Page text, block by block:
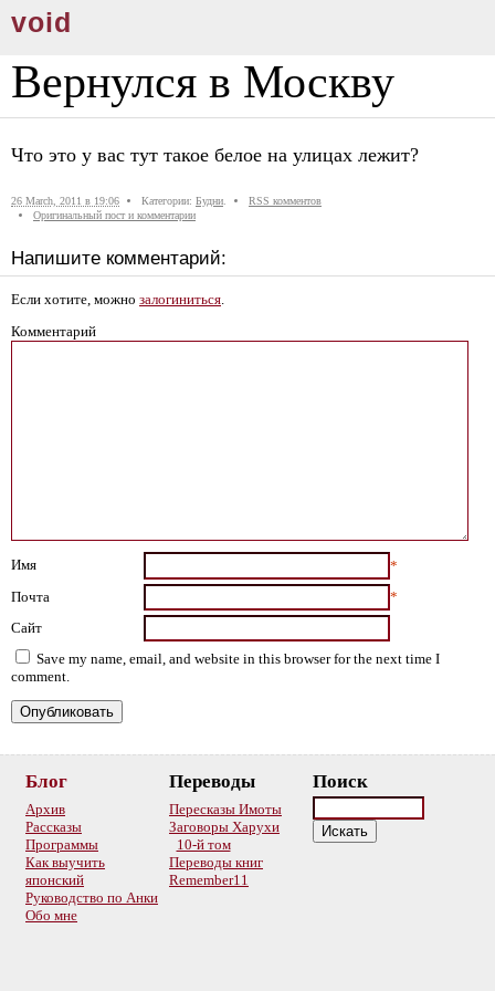
void
Вернулся в Москву
Что это у вас тут такое белое на улицах лежит?
26 March, 2011 в 19:06 Категории: Будни
RSS комментов
Оригинальный пост и комментарии
Напишите комментарий:
Если хотите, можно залогиниться.
Комментарий
Имя
*
Почта
*
Сайт
Save my name, email, and website in this browser for the next time I
comment.
Блог
Архив
Рассказы
Программы
Как выучить
японский
Руководство по Анки
Обо мне
Переводы
Пересказы Имоты
Заговоры Харухи
10-й том
Переводы книг
Remember11
Поиск